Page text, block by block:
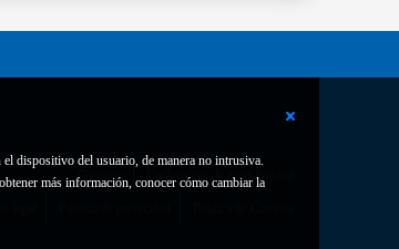
dispositivo del usuario, de manera no intrusiva.
más información, conocer cómo cambiar la
Contacto Declaración de accesibilidad